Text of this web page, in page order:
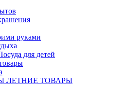
руками
для детей
ЛЕТНИЕ ТОВАРЫ